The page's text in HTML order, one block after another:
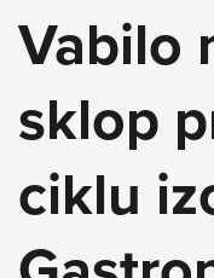
Vabilo
sklop
ciklu